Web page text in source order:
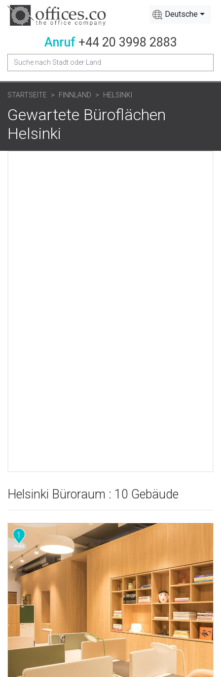
Deutsche
Anruf +44 20 3998 2883
STARTSEITE FINNLAND HELSINKI
Gewartete Büroflächen
Helsinki
Helsinki Büroraum : 10 Gebäude
1